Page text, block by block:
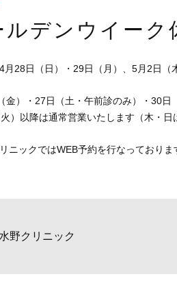
ルデンウイー
月28日（日）・29日（月）、5月2日（
金）・27日（土・午前診のみ）・30
）以降は通常営業いたします（木・日
ニックではWEB予約を行なっており
野クリニック